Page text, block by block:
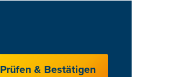
Prüfen & Bestätigen